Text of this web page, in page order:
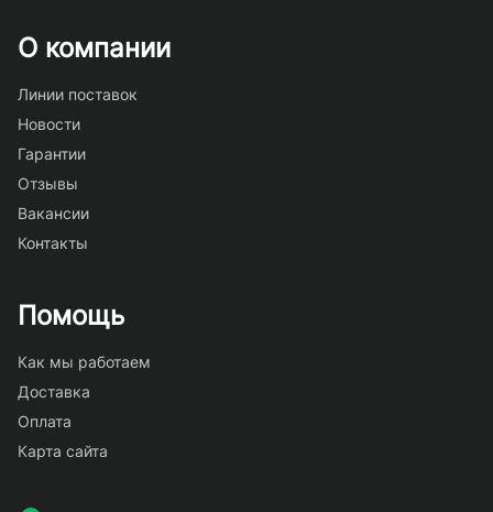
О компании
Линии поставок
Новости
Гарантии
Отзывы
Вакансии
Контакты
Помощь
Как мы работаем
Доставка
Оплата
Карта сайта